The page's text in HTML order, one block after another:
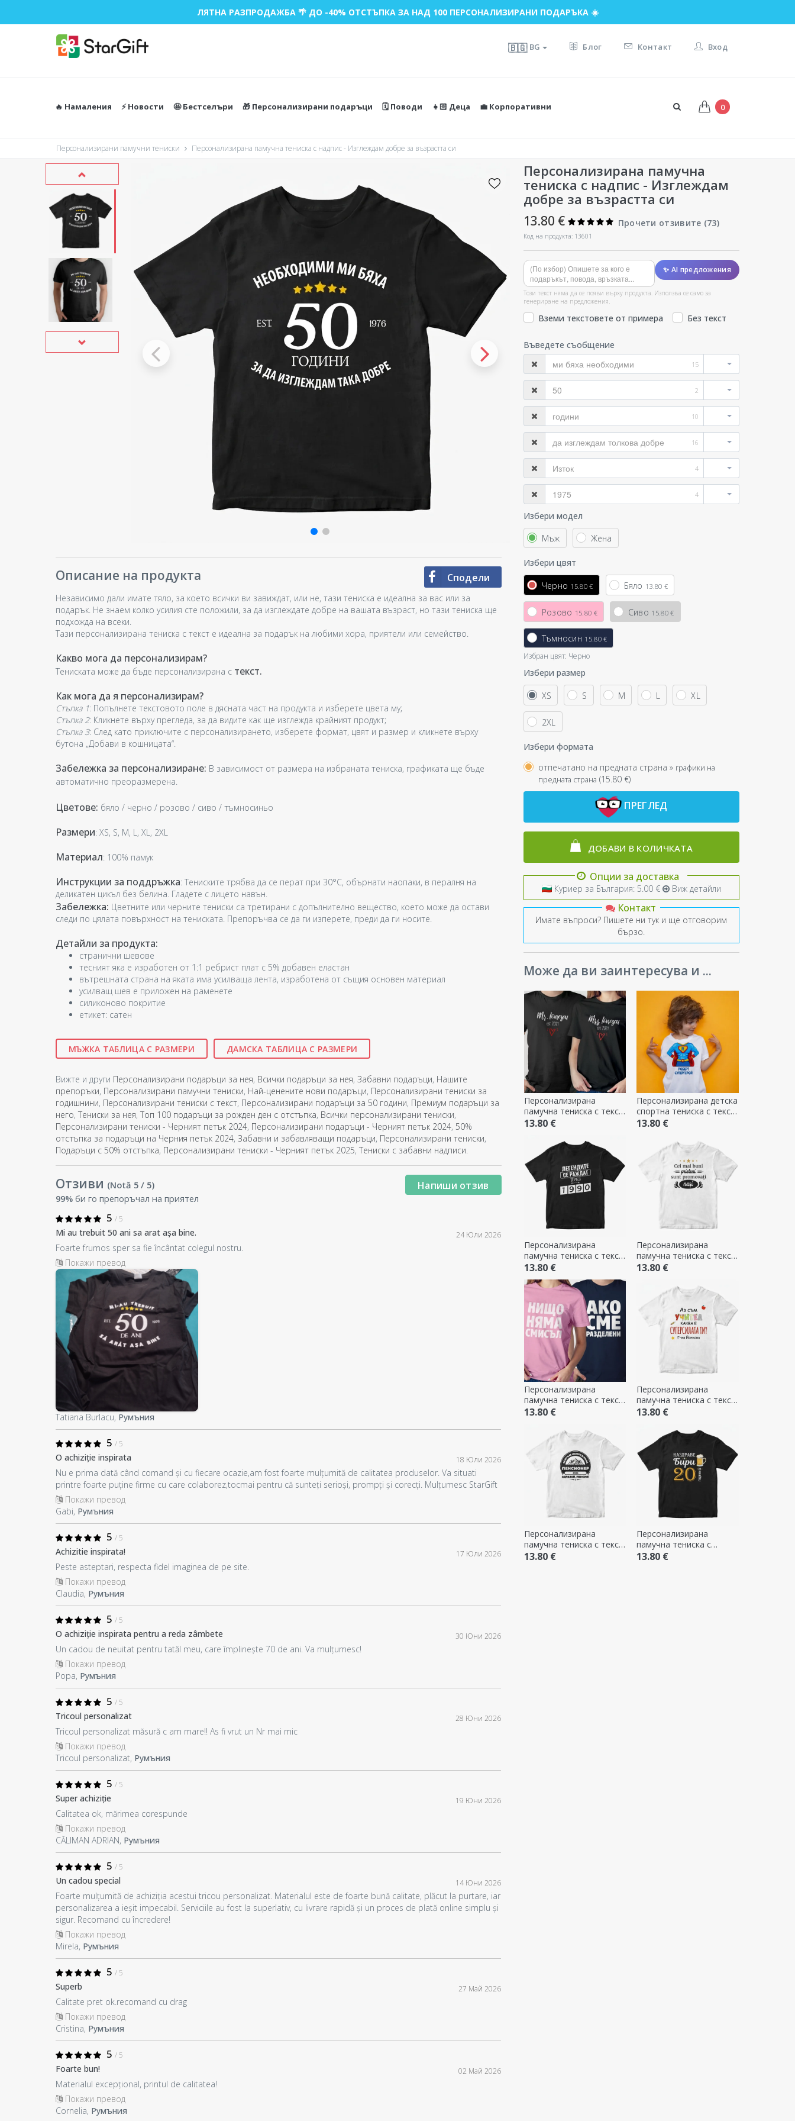
ЛЯТНА РАЗПРОДАЖБА 🌴 ДО -40% ОТСТЪПКА ЗА НАД 100 ПЕРСОНАЛИЗИРАНИ ПОДАРЪКА ☀️
🇧🇬BG Блог Контакт Вход
🔥 Намаления ⚡️ Новости 🤩 Бестселъри 🎁 Персонализирани подаръци 🗓️ Поводи 👧🏻 Деца 💼 Корпоративни 0
Персонализирани памучни тениски Персонализирана памучна тениска с надпис - Изглеждам добре за възрастта си
Персонализирана памучна
тениска с надпис - Изглеждам
добре за възрастта си
13.80 € Прочети отзивите (73)
Код на продукта: 13601
✨ AI предложения
Този текст няма да се появи върху продукта. Използва се само за
генериране на предложения.
Вземи текстовете от примера Без текст
Въведете съобщение
15
2
10
16
4
4
Избери модел
Мъж Жена
Избери цвят
Черно 15.80 € Бяло 13.80 €
Розово 15.80 € Сиво 15.80 €
Тъмносин 15.80 €
Избран цвят: Черно
Избери размер
XS S M L XL
2XL
Избери формата
отпечатано на предната страна » графики на
предната страна (15.80€)
ПРЕГЛЕД
ДОБАВИ В КОЛИЧКАТА
Опции за доставка
Куриер за България: 5.00 € Виж детайли
Контакт
Имате въпроси? Пишете ни тук и ще отговорим
бързо.
Може да ви заинтересува и ...
Персонализирана
памучна тениска с текст
- Mr & Mrs
13.80 €
Персонализирана детска
спортна тениска с текст
- Супергерой
13.80 €
Персонализирана
памучна тениска с текст
- Легендите се раждат в
13.80 €
Персонализирана
памучна тениска с текст
- Рекламирайте ни
13.80 €
Персонализирана
памучна тениска с текст
- Нищо няма смисъл
13.80 €
Персонализирана
памучна тениска с текст
- Superpower
13.80 €
Персонализирана
памучна тениска с текст
- Пенсиониран
13.80 €
Персонализирана
памучна тениска с
надпис - Cheers and
13.80 €
Описание на продукта Сподели
Независимо дали имате тяло, за което всички ви завиждат, или не, тази тениска е идеална за вас или за
подарък. Не знаем колко усилия сте положили, за да изглеждате добре на вашата възраст, но тази тениска ще
подхожда на всеки.
Тази персонализирана тениска с текст е идеална за подарък на любими хора, приятели или семейство.
Какво мога да персонализирам?
Тениската може да бъде персонализирана с текст.
Как мога да я персонализирам?
Стъпка 1: Попълнете текстовото поле в дясната част на продукта и изберете цвета му;
Стъпка 2: Кликнете върху прегледа, за да видите как ще изглежда крайният продукт;
Стъпка 3: След като приключите с персонализирането, изберете формат, цвят и размер и кликнете върху
бутона „Добави в кошницата“.
Забележка за персонализиране: В зависимост от размера на избраната тениска, графиката ще бъде
автоматично преоразмерена.
Цветове: бяло / черно / розово / сиво / тъмносиньо
Размери: XS, S, M, L, XL, 2XL
Материал: 100% памук
Инструкции за поддръжка: Тениските трябва да се перат при 30°C, обърнати наопаки, в пералня на
деликатен цикъл без белина. Гладете с лицето навън.
Забележка: Цветните или черните тениски са третирани с допълнително вещество, което може да остави
следи по цялата повърхност на тениската. Препоръчва се да ги изперете, преди да ги носите.
Детайли за продукта:
странични шевове
тесният яка е изработен от 1:1 ребрист плат с 5% добавен еластан
вътрешната страна на яката има усилваща лента, изработена от същия основен материал
усилващ шев е приложен на раменете
силиконово покритие
етикет: сатен
МЪЖКА ТАБЛИЦА С РАЗМЕРИ ДАМСКА ТАБЛИЦА С РАЗМЕРИ
Вижте и други Персонализирани подаръци за нея, Всички подаръци за нея, Забавни подаръци, Нашите
препоръки, Персонализирани памучни тениски, Най-ценените нови подаръци, Персонализирани тениски за
годишнини, Персонализирани тениски с текст, Персонализирани подаръци за 50 години, Премиум подаръци за
него, Тениски за нея, Топ 100 подаръци за рожден ден с отстъпка, Всички персонализирани тениски,
Персонализирани тениски - Черният петък 2024, Персонализирани подаръци - Черният петък 2024, 50%
отстъпка за подаръци на Черния петък 2024, Забавни и забавляващи подаръци, Персонализирани тениски,
Подаръци с 50% отстъпка, Персонализирани тениски - Черният петък 2025, Тениски с забавни надписи.
Отзиви (Notă 5 / 5)
99% би го препоръчал на приятел
Напиши отзив
5 / 5
Mi au trebuit 50 ani sa arat așa bine. 24 Юли 2026
Foarte frumos sper sa fie încântat colegul nostru.
Покажи превод
Tatiana Burlacu, Румъния
5 / 5
O achiziție inspirata 18 Юли 2026
Nu e prima dată când comand și cu fiecare ocazie,am fost foarte mulțumită de calitatea produselor. Va situati
printre foarte puține firme cu care colaborez,tocmai pentru că sunteți serioși, prompți și corecți. Mulțumesc StarGift
Покажи превод
Gabi, Румъния
5 / 5
Achizitie inspirata! 17 Юли 2026
Peste asteptari, respecta fidel imaginea de pe site.
Покажи превод
Claudia, Румъния
5 / 5
O achiziție inspirata pentru a reda zâmbete 30 Юни 2026
Un cadou de neuitat pentru tatăl meu, care împlinește 70 de ani. Va mulțumesc!
Покажи превод
Popa, Румъния
5 / 5
Tricoul personalizat 28 Юни 2026
Tricoul personalizat măsură c am mare!! As fi vrut un Nr mai mic
Покажи превод
Tricoul personalizat, Румъния
5 / 5
Super achiziție 19 Юни 2026
Calitatea ok, mărimea corespunde
Покажи превод
CĂLIMAN ADRIAN, Румъния
5 / 5
Un cadou special 14 Юни 2026
Foarte mulțumită de achiziția acestui tricou personalizat. Materialul este de foarte bună calitate, plăcut la purtare, iar
personalizarea a ieșit impecabil. Serviciile au fost la superlativ, cu livrare rapidă și un proces de plată online simplu și
sigur. Recomand cu încredere!
Покажи превод
Mirela, Румъния
5 / 5
Superb 27 Май 2026
Calitate pret ok.recomand cu drag
Покажи превод
Cristina, Румъния
5 / 5
Foarte bun! 02 Май 2026
Materialul excepțional, printul de calitatea!
Покажи превод
Cornelia, Румъния